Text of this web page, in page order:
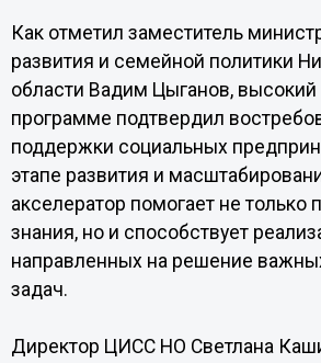
Как отметил заместитель
развития и семейной политики
области Вадим Цыганов, высокий
программе подтвердил
поддержки социальных
этапе развития и
акселератор помогает не только
знания, но и способствует
направленных на решение
задач.
Директор ЦИСС НО Светлана